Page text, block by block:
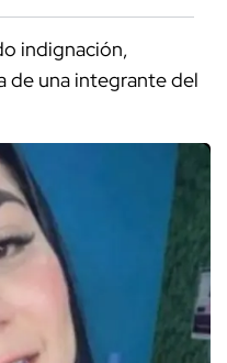
indignación,
de una integrante del